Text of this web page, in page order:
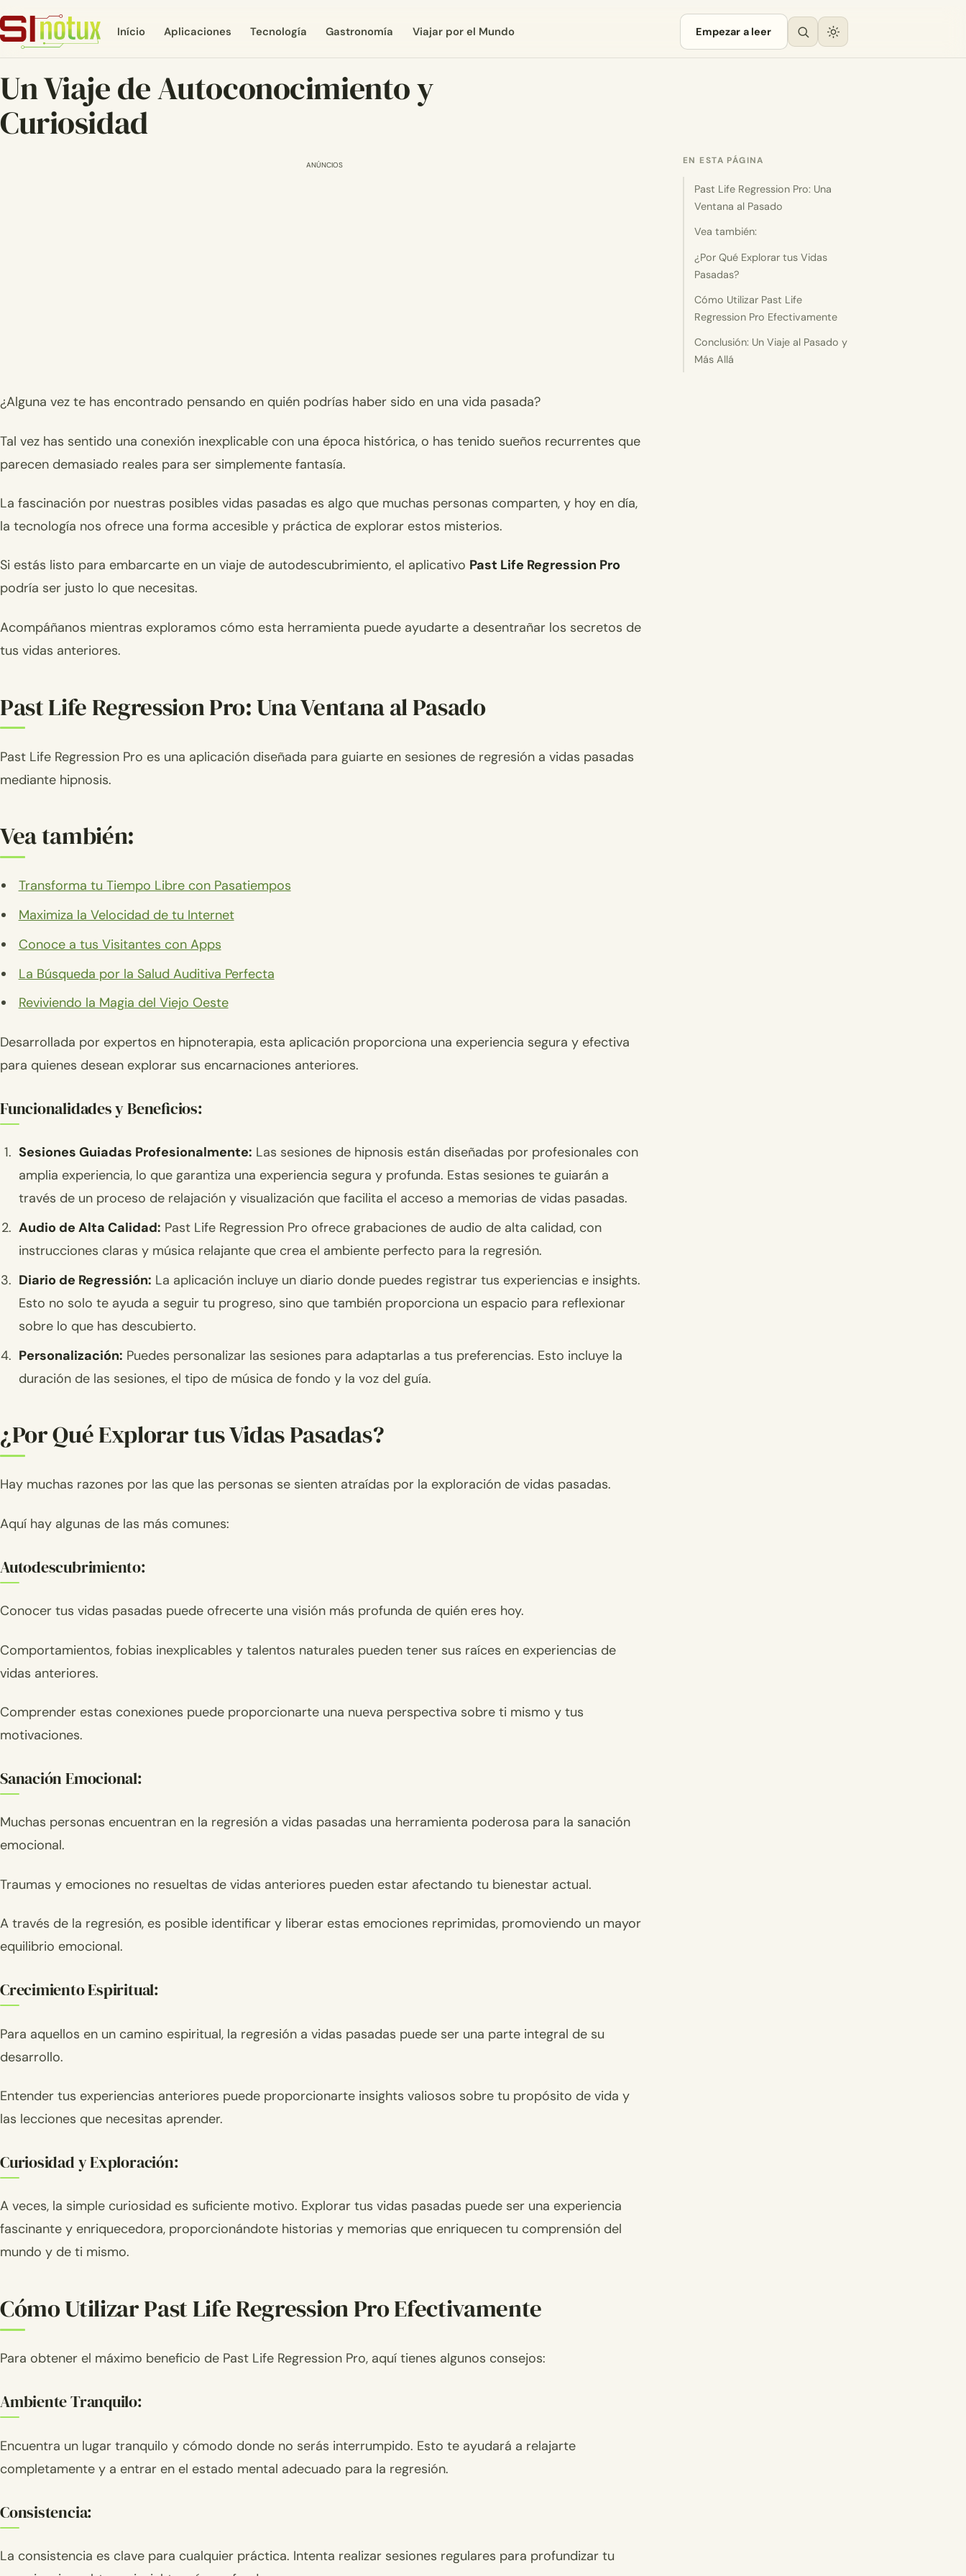
Início Aplicaciones Tecnología Gastronomía Viajar por el Mundo Empezar a leer
Un Viaje de Autoconocimiento y
Curiosidad
ANÚNCIOS
¿Alguna vez te has encontrado pensando en quién podrías haber sido en una vida pasada?
Tal vez has sentido una conexión inexplicable con una época histórica, o has tenido sueños recurrentes que
parecen demasiado reales para ser simplemente fantasía.
La fascinación por nuestras posibles vidas pasadas es algo que muchas personas comparten, y hoy en día,
la tecnología nos ofrece una forma accesible y práctica de explorar estos misterios.
Si estás listo para embarcarte en un viaje de autodescubrimiento, el aplicativo Past Life Regression Pro
podría ser justo lo que necesitas.
Acompáñanos mientras exploramos cómo esta herramienta puede ayudarte a desentrañar los secretos de
tus vidas anteriores.
Past Life Regression Pro: Una Ventana al Pasado
Past Life Regression Pro es una aplicación diseñada para guiarte en sesiones de regresión a vidas pasadas
mediante hipnosis.
Vea también:
Transforma tu Tiempo Libre con Pasatiempos
Maximiza la Velocidad de tu Internet
Conoce a tus Visitantes con Apps
La Búsqueda por la Salud Auditiva Perfecta
Reviviendo la Magia del Viejo Oeste
Desarrollada por expertos en hipnoterapia, esta aplicación proporciona una experiencia segura y efectiva
para quienes desean explorar sus encarnaciones anteriores.
Funcionalidades y Beneficios:
Sesiones Guiadas Profesionalmente: Las sesiones de hipnosis están diseñadas por profesionales con
amplia experiencia, lo que garantiza una experiencia segura y profunda. Estas sesiones te guiarán a
través de un proceso de relajación y visualización que facilita el acceso a memorias de vidas pasadas.
Audio de Alta Calidad: Past Life Regression Pro ofrece grabaciones de audio de alta calidad, con
instrucciones claras y música relajante que crea el ambiente perfecto para la regresión.
Diario de Regressión: La aplicación incluye un diario donde puedes registrar tus experiencias e insights.
Esto no solo te ayuda a seguir tu progreso, sino que también proporciona un espacio para reflexionar
sobre lo que has descubierto.
Personalización: Puedes personalizar las sesiones para adaptarlas a tus preferencias. Esto incluye la
duración de las sesiones, el tipo de música de fondo y la voz del guía.
¿Por Qué Explorar tus Vidas Pasadas?
Hay muchas razones por las que las personas se sienten atraídas por la exploración de vidas pasadas.
Aquí hay algunas de las más comunes:
Autodescubrimiento:
Conocer tus vidas pasadas puede ofrecerte una visión más profunda de quién eres hoy.
Comportamientos, fobias inexplicables y talentos naturales pueden tener sus raíces en experiencias de
vidas anteriores.
Comprender estas conexiones puede proporcionarte una nueva perspectiva sobre ti mismo y tus
motivaciones.
Sanación Emocional:
Muchas personas encuentran en la regresión a vidas pasadas una herramienta poderosa para la sanación
emocional.
Traumas y emociones no resueltas de vidas anteriores pueden estar afectando tu bienestar actual.
A través de la regresión, es posible identificar y liberar estas emociones reprimidas, promoviendo un mayor
equilibrio emocional.
Crecimiento Espiritual:
Para aquellos en un camino espiritual, la regresión a vidas pasadas puede ser una parte integral de su
desarrollo.
Entender tus experiencias anteriores puede proporcionarte insights valiosos sobre tu propósito de vida y
las lecciones que necesitas aprender.
Curiosidad y Exploración:
A veces, la simple curiosidad es suficiente motivo. Explorar tus vidas pasadas puede ser una experiencia
fascinante y enriquecedora, proporcionándote historias y memorias que enriquecen tu comprensión del
mundo y de ti mismo.
Cómo Utilizar Past Life Regression Pro Efectivamente
Para obtener el máximo beneficio de Past Life Regression Pro, aquí tienes algunos consejos:
Ambiente Tranquilo:
Encuentra un lugar tranquilo y cómodo donde no serás interrumpido. Esto te ayudará a relajarte
completamente y a entrar en el estado mental adecuado para la regresión.
Consistencia:
La consistencia es clave para cualquier práctica. Intenta realizar sesiones regulares para profundizar tu
EN ESTA PÁGINA
Past Life Regression Pro: Una
Ventana al Pasado
Vea también:
¿Por Qué Explorar tus Vidas
Pasadas?
Cómo Utilizar Past Life
Regression Pro Efectivamente
Conclusión: Un Viaje al Pasado y
Más Allá